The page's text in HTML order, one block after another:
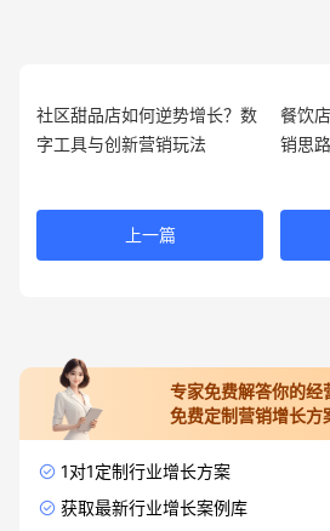
社区甜品店如何逆势增长？数
字工具与创新营销玩法
上一篇
餐饮
销思
专家免费解答你的经
免费定制营销增长方
1对1定制行业增长方案
获取最新行业增长案例库